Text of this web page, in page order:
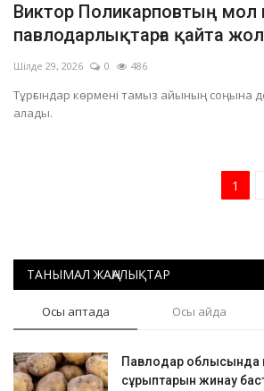
Виктор Поликарповтың мол
павлодарлықтарға қайта
Шілде 29, 2026 0 486
Тұрғындар көрмені тамыз айының соңына
алады.
1
ТАНЫМАЛ ЖАҢАЛЫҚТАР
Осы аптада Осы айда
Павлодар облысында
сұрыптарын жинау